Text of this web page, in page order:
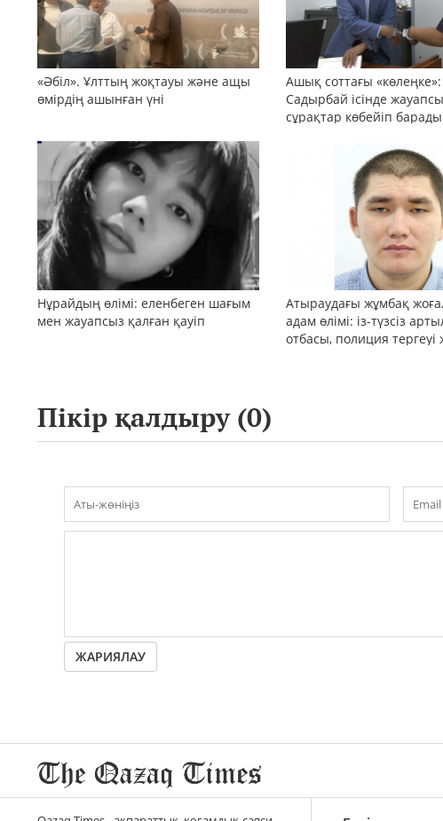
«Әбіл». Ұлттың жоқтауы және ащы
өмірдің ашынған үні
Ашық соттағы
Садырбай ісінде
сұрақтар көбейіп барады
Нұрайдың өлімі: еленбеген шағым
мен жауапсыз қалған қауіп
Атыраудағы жұмбақ
адам өлімі: із-түзсіз
отбасы, полиция тергеуі
Пікір қалдыру (0)
ЖАРИЯЛАУ